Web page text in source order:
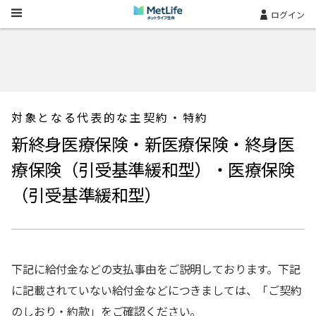
Skip Navigation ログイン
対象となる代表的な主契約・特約
新終身医療保険・新医療保険・終身医
療保険（引受基準緩和型）・医療保険
（引受基準緩和型）
下記に給付金などの支払事由をご説明しております。下記
に記載されていない給付金などにつきましては、「ご契約
のしおり・約款」をご確認ください。